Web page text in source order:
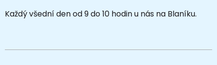
Každý všední den od 9 do 10 hodin u nás na Blaníku.